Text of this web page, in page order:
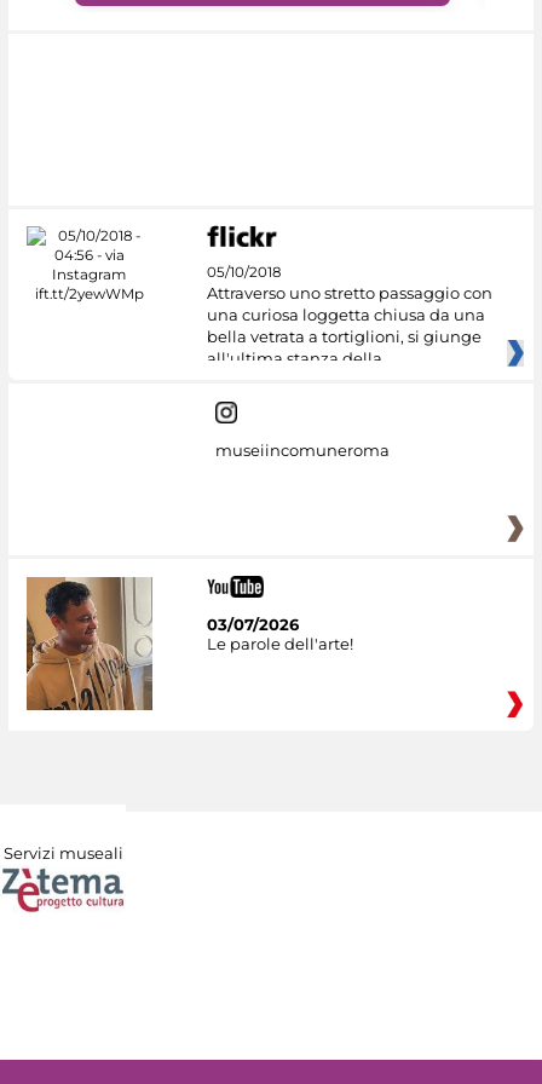
05/10/2018
Attraverso uno stretto passaggio con
una curiosa loggetta chiusa da una
bella vetrata a tortiglioni, si giunge
all'ultima stanza della
museiincomuneroma
03/07/2026
Le parole dell'arte!
Servizi museali